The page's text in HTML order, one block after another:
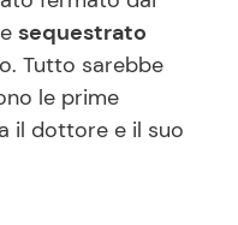
sequestrato
Tutto sarebbe
le prime
il dottore e il suo